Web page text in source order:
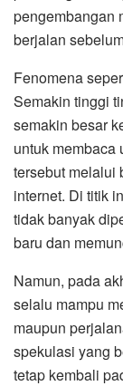
pengembangan
berjalan
Fenomena
Semakin tinggi
semakin besar
untuk membaca
tersebut melalui
internet. Di titik
tidak banyak
baru dan
Namun, pada
selalu mampu
maupun
spekulasi yang
tetap kembali